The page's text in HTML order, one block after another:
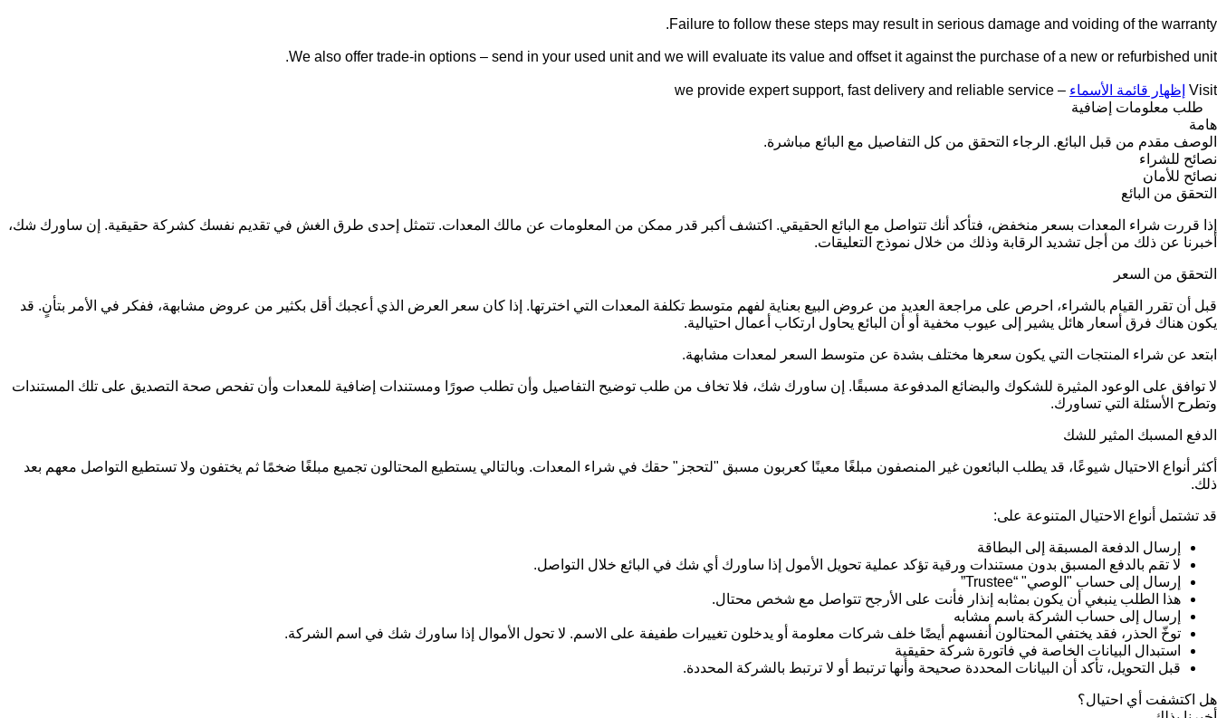
Failure to follow these steps may result in serious damage and voiding of the warranty.
We also offer trade-in options – send in your used unit and we will evaluate its value and offset it against the purchase of a new or refurbished unit.
Visit إظهار قائمة الأسماء – we provide expert support, fast delivery and reliable service
طلب معلومات إضافية
هامة
الوصف مقدم من قبل البائع. الرجاء التحقق من كل التفاصيل مع البائع مباشرة.
نصائح للشراء
نصائح للأمان
التحقق من البائع
إذا قررت شراء المعدات بسعر منخفض، فتأكد أنك تتواصل مع البائع الحقيقي. اكتشف أكبر قدر ممكن من المعلومات عن مالك المعدات. تتمثل إحدى طرق الغش في تقديم نفسك كشركة حقيقية. إن ساورك شك،
أخبرنا عن ذلك من أجل تشديد الرقابة وذلك من خلال نموذج التعليقات.
التحقق من السعر
قبل أن تقرر القيام بالشراء، احرص على مراجعة العديد من عروض البيع بعناية لفهم متوسط تكلفة المعدات التي اخترتها. إذا كان سعر العرض الذي أعجبك أقل بكثير من عروض مشابهة، ففكر في الأمر بتأنٍ. قد
يكون هناك فرق أسعار هائل يشير إلى عيوب مخفية أو أن البائع يحاول ارتكاب أعمال احتيالية.
ابتعد عن شراء المنتجات التي يكون سعرها مختلف بشدة عن متوسط السعر لمعدات مشابهة.
لا توافق على الوعود المثيرة للشكوك والبضائع المدفوعة مسبقًا. إن ساورك شك، فلا تخاف من طلب توضيح التفاصيل وأن تطلب صورًا ومستندات إضافية للمعدات وأن تفحص صحة التصديق على تلك المستندات
وتطرح الأسئلة التي تساورك.
الدفع المسبك المثير للشك
أكثر أنواع الاحتيال شيوعًا، قد يطلب البائعون غير المنصفون مبلغًا معينًا كعربون مسبق "لتحجز" حقك في شراء المعدات. وبالتالي يستطيع المحتالون تجميع مبلغًا ضخمًا ثم يختفون ولا تستطيع التواصل معهم بعد
ذلك.
قد تشتمل أنواع الاحتيال المتنوعة على:
إرسال الدفعة المسبقة إلى البطاقة
لا تقم بالدفع المسبق بدون مستندات ورقية تؤكد عملية تحويل الأمول إذا ساورك أي شك في البائع خلال التواصل.
إرسال إلى حساب "الوصي" “Trustee”
هذا الطلب ينبغي أن يكون بمثابه إنذار فأنت على الأرجح تتواصل مع شخص محتال.
إرسال إلى حساب الشركة باسم مشابه
توخّ الحذر، فقد يختفي المحتالون أنفسهم أيضًا خلف شركات معلومة أو يدخلون تغييرات طفيفة على الاسم. لا تحول الأموال إذا ساورك شك في اسم الشركة.
استبدال البيانات الخاصة في فاتورة شركة حقيقية
قبل التحويل، تأكد أن البيانات المحددة صحيحة وأنها ترتبط أو لا ترتبط بالشركة المحددة.
هل اكتشفت أي احتيال؟